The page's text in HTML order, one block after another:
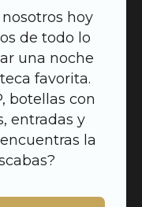
hoy
de todo lo
una noche
favorita.
botellas con
entradas y
la